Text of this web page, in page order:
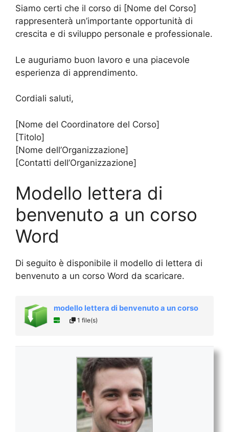
Siamo certi che il corso di [Nome del Corso]
rappresenterà un’importante opportunità di
crescita e di sviluppo personale e professionale.
Le auguriamo buon lavoro e una piacevole
esperienza di apprendimento.
Cordiali saluti,
[Nome del Coordinatore del Corso]
[Titolo]
[Nome dell’Organizzazione]
[Contatti dell’Organizzazione]
Modello lettera di
benvenuto a un corso
Word
Di seguito è disponibile il modello di lettera di
benvenuto a un corso Word da scaricare.
modello lettera di benvenuto a un corso
1 file(s)